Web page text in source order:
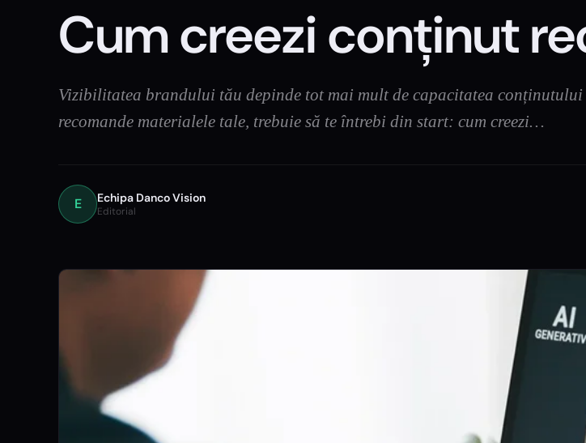
Cum creezi conținut
Vizibilitatea brandului tău depinde tot mai mult de capacitatea
recomande materialele tale, trebuie să te întrebi din start: cum creezi…
E Echipa Danco Vision
Editorial